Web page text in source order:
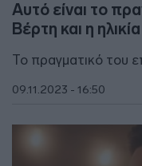
Αυτό είναι το
Βέρτη και η
Το πραγματικό του
09.11.2023 - 16:50